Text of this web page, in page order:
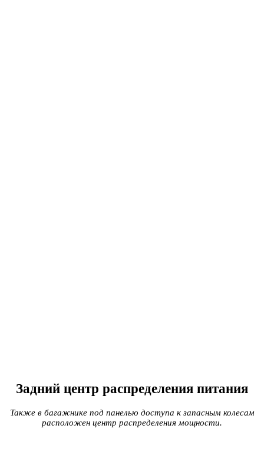
Задний центр распределения питания
Также в багажнике под панелью доступа к запасным колесам
расположен центр распределения мощности.